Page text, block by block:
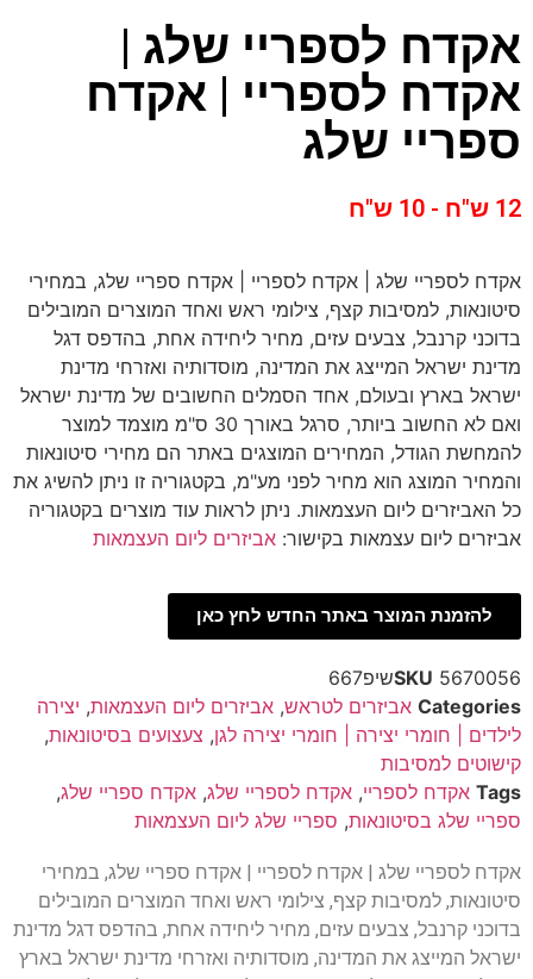
אקדח לספריי שלג |
אקדח לספריי | אקדח
ספריי שלג
12 ש"ח - 10 ש"ח
אקדח לספריי שלג | אקדח לספריי | אקדח ספריי שלג, במחירי
סיטונאות, למסיבות קצף, צילומי ראש ואחד המוצרים המובילים
בדוכני קרנבל, צבעים עזים, מחיר ליחידה אחת, בהדפס דגל
מדינת ישראל המייצג את המדינה, מוסדותיה ואזרחי מדינת
ישראל בארץ ובעולם, אחד הסמלים החשובים של מדינת ישראל
ואם לא החשוב ביותר, סרגל באורך 30 ס"מ מוצמד למוצר
להמחשת הגודל, המחירים המוצגים באתר הם מחירי סיטונאות
והמחיר המוצג הוא מחיר לפני מע"מ, בקטגוריה זו ניתן להשיג את
כל האביזרים ליום העצמאות. ניתן לראות עוד מוצרים בקטגוריה
אביזרים ליום עצמאות בקישור: אביזרים ליום העצמאות
להזמנת המוצר באתר החדש לחץ כאן
SKU 5670056שיפ667
Categories אביזרים לטראש, אביזרים ליום העצמאות, יצירה
לילדים | חומרי יצירה | חומרי יצירה לגן, צעצועים בסיטונאות,
קישוטים למסיבות
Tags אקדח לספריי, אקדח לספריי שלג, אקדח ספריי שלג,
ספריי שלג בסיטונאות, ספריי שלג ליום העצמאות
אקדח לספריי שלג | אקדח לספריי | אקדח ספריי שלג, במחירי
סיטונאות, למסיבות קצף, צילומי ראש ואחד המוצרים המובילים
בדוכני קרנבל, צבעים עזים, מחיר ליחידה אחת, בהדפס דגל מדינת
ישראל המייצג את המדינה, מוסדותיה ואזרחי מדינת ישראל בארץ